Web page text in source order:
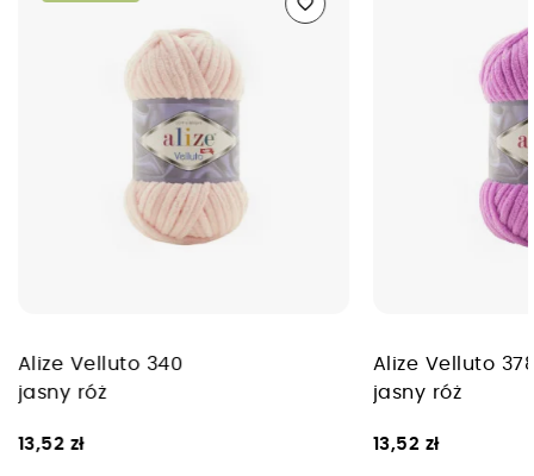
Alize Velluto 340
jasny róż
13,52 zł
Alize Velluto
jasny róż
13,52 zł